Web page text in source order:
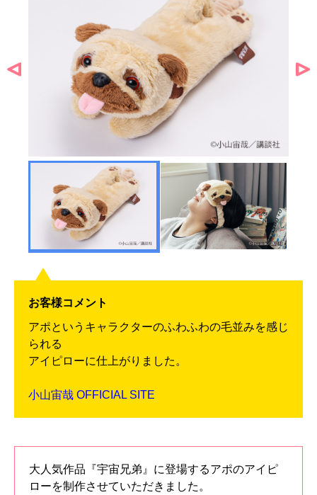
お客様コメント
アポというキャラクターのふわふわの毛並みを感じ
られる
アイピローに仕上がりました。
小山宙哉 OFFICIAL SITE
大人気作品『宇宙兄弟』に登場するアポのアイピ
ローを制作させていただきました。